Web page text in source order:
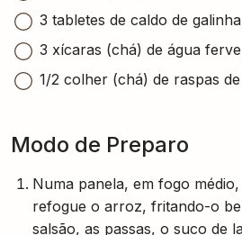
3 tabletes de caldo de galinha
3 xícaras (chá) de água
1/2 colher (chá) de raspas
Modo de Preparo
Numa panela, em fogo
refogue o arroz, fritando-o
salsão, as passas, o suco de